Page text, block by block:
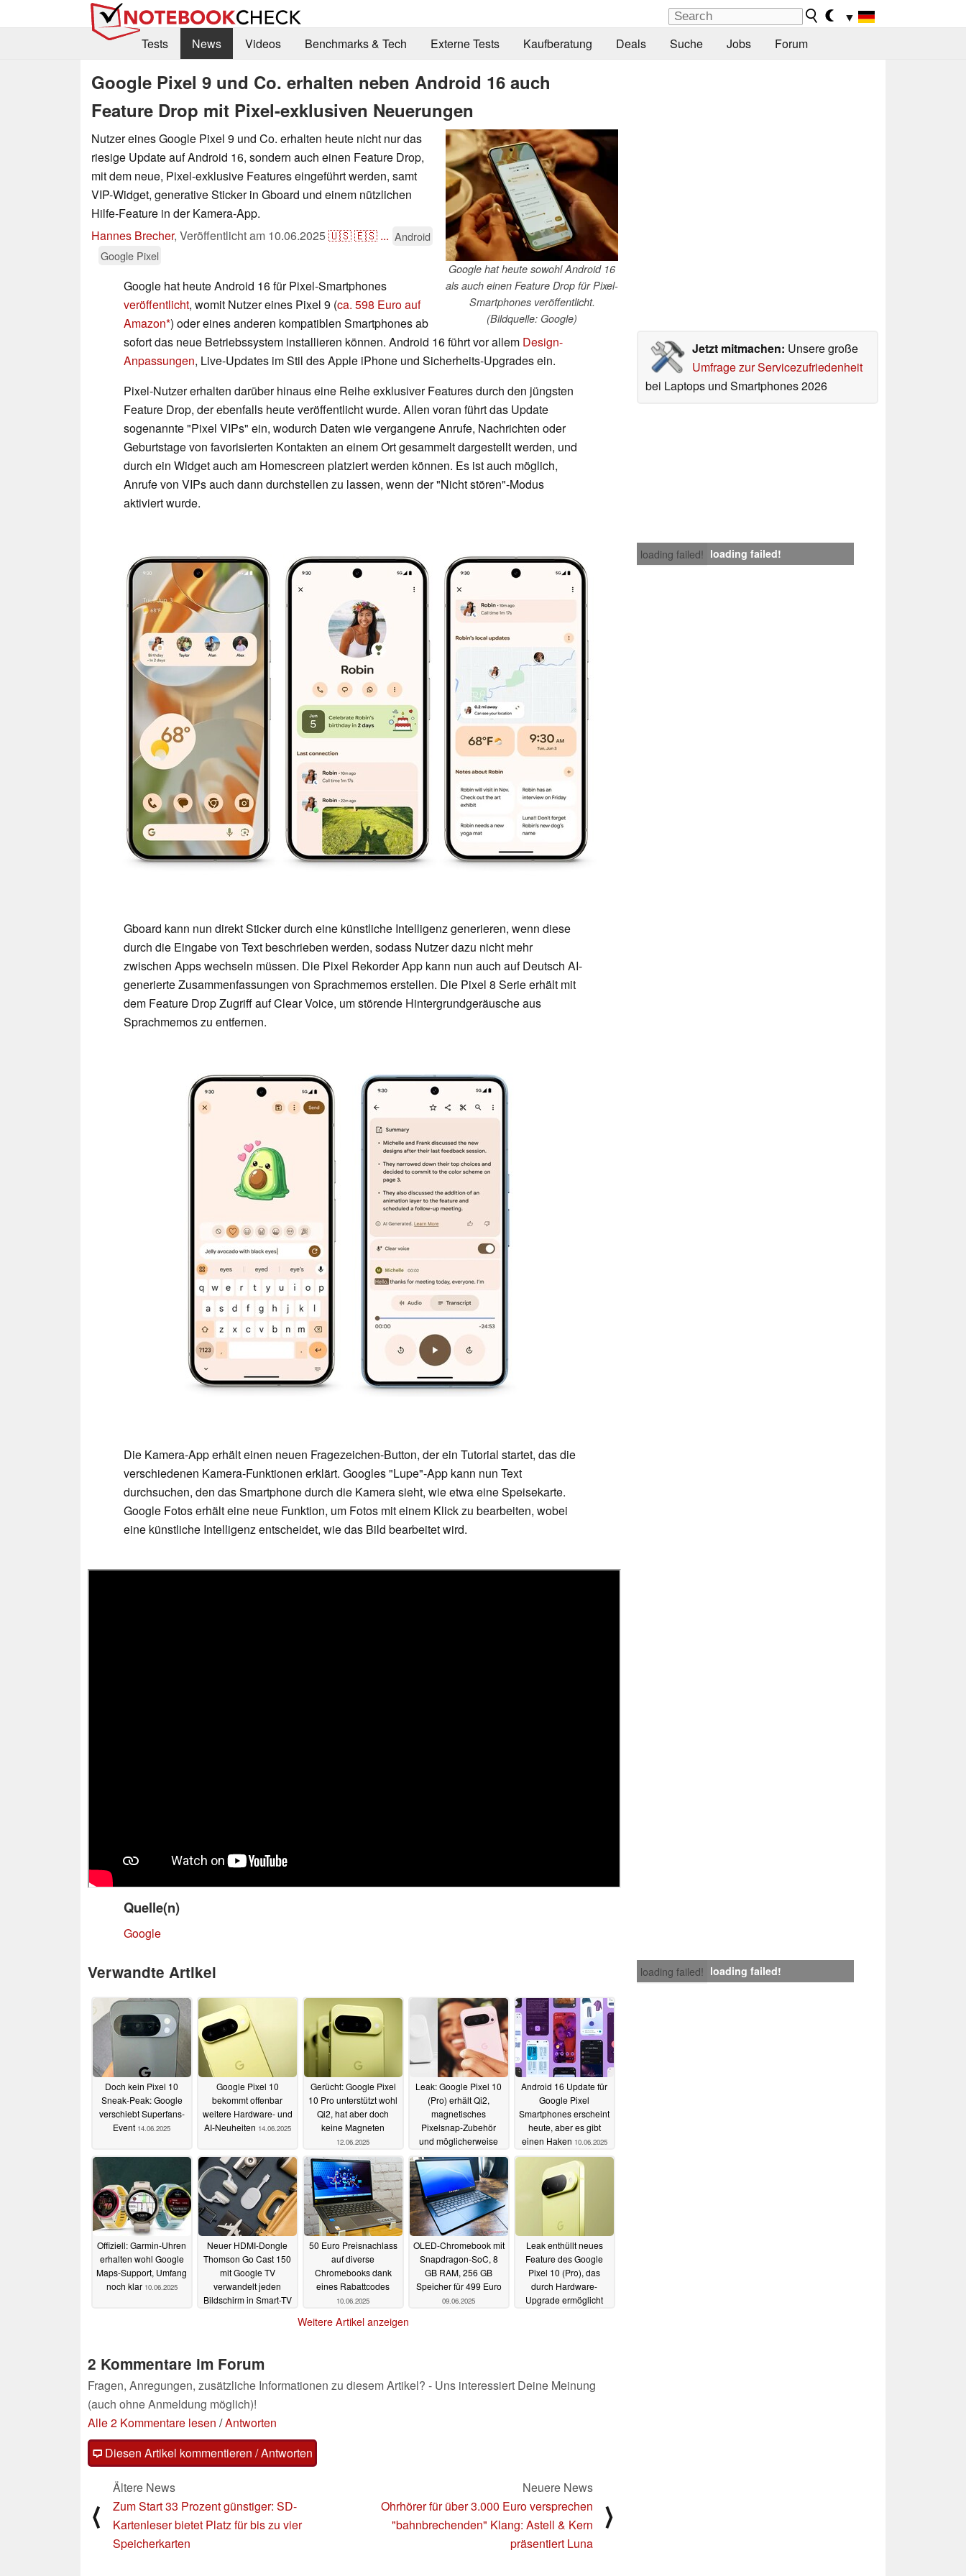
▼
Tests
News Videos Benchmarks & Tech Externe Tests Kaufberatung Deals Suche Jobs Forum
Google Pixel 9 und Co. erhalten neben Android 16 auch
Feature Drop mit Pixel-exklusiven Neuerungen
Google hat heute sowohl Android 16
als auch einen Feature Drop für Pixel-
Smartphones veröffentlicht.
(Bildquelle: Google)
Nutzer eines Google Pixel 9 und Co. erhalten heute nicht nur das
riesige Update auf Android 16, sondern auch einen Feature Drop,
mit dem neue, Pixel-exklusive Features eingeführt werden, samt
VIP-Widget, generative Sticker in Gboard und einem nützlichen
Hilfe-Feature in der Kamera-App.
Hannes Brecher, Veröffentlicht am 10.06.2025🇺🇸🇪🇸 ... Android
Google Pixel
Jetzt mitmachen: Unsere große
Umfrage zur Servicezufriedenheit
bei Laptops und Smartphones 2026
Google hat heute Android 16 für Pixel-Smartphones
veröffentlicht, womit Nutzer eines Pixel 9 (ca. 598 Euro auf
Amazon ) oder eines anderen kompatiblen Smartphones ab
sofort das neue Betriebssystem installieren können. Android 16 führt vor allem Design-
Anpassungen, Live-Updates im Stil des Apple iPhone und Sicherheits-Upgrades ein.
Pixel-Nutzer erhalten darüber hinaus eine Reihe exklusiver Features durch den jüngsten
Feature Drop, der ebenfalls heute veröffentlicht wurde. Allen voran führt das Update
sogenannte "Pixel VIPs" ein, wodurch Daten wie vergangene Anrufe, Nachrichten oder
Geburtstage von favorisierten Kontakten an einem Ort gesammelt dargestellt werden, und
durch ein Widget auch am Homescreen platziert werden können. Es ist auch möglich,
Anrufe von VIPs auch dann durchstellen zu lassen, wenn der "Nicht stören"-Modus
aktiviert wurde.
loading failed! loading failed!
Gboard kann nun direkt Sticker durch eine künstliche Intelligenz generieren, wenn diese
durch die Eingabe von Text beschrieben werden, sodass Nutzer dazu nicht mehr
zwischen Apps wechseln müssen. Die Pixel Rekorder App kann nun auch auf Deutsch AI-
generierte Zusammenfassungen von Sprachmemos erstellen. Die Pixel 8 Serie erhält mit
dem Feature Drop Zugriff auf Clear Voice, um störende Hintergrundgeräusche aus
Sprachmemos zu entfernen.
Die Kamera-App erhält einen neuen Fragezeichen-Button, der ein Tutorial startet, das die
verschiedenen Kamera-Funktionen erklärt. Googles "Lupe"-App kann nun Text
durchsuchen, den das Smartphone durch die Kamera sieht, wie etwa eine Speisekarte.
Google Fotos erhält eine neue Funktion, um Fotos mit einem Klick zu bearbeiten, wobei
eine künstliche Intelligenz entscheidet, wie das Bild bearbeitet wird.
Quelle(n)
Google
loading failed! loading failed!
Verwandte Artikel
Doch kein Pixel 10
Sneak-Peak: Google
verschiebt Superfans-
Event 14.06.2025
Google Pixel 10
bekommt offenbar
weitere Hardware- und
AI-Neuheiten 14.06.2025
Gerücht: Google Pixel
10 Pro unterstützt wohl
Qi2, hat aber doch
keine Magneten
12.06.2025
Leak: Google Pixel 10
(Pro) erhält Qi2,
magnetisches
Pixelsnap-Zubehör
und möglicherweise
drahtlose 60W
Schnellladung
11.06.2025
Android 16 Update für
Google Pixel
Smartphones erscheint
heute, aber es gibt
einen Haken 10.06.2025
Offiziell: Garmin-Uhren
erhalten wohl Google
Maps-Support, Umfang
noch klar 10.06.2025
Neuer HDMI-Dongle
Thomson Go Cast 150
mit Google TV
verwandelt jeden
Bildschirm in Smart-TV
50 Euro Preisnachlass
auf diverse
Chromebooks dank
eines Rabattcodes
10.06.2025
OLED-Chromebook mit
Snapdragon-SoC, 8
GB RAM, 256 GB
Speicher für 499 Euro
09.06.2025
Leak enthüllt neues
Feature des Google
Pixel 10 (Pro), das
durch Hardware-
Upgrade ermöglicht
Weitere Artikel anzeigen
2 Kommentare im Forum
Fragen, Anregungen, zusätzliche Informationen zu diesem Artikel? - Uns interessiert Deine Meinung
(auch ohne Anmeldung möglich)!
Alle 2 Kommentare lesen /Antworten
Diesen Artikel kommentieren / Antworten
⟨
Ältere News
Zum Start 33 Prozent günstiger: SD-
Kartenleser bietet Platz für bis zu vier
Speicherkarten
Neuere News
Ohrhörer für über 3.000 Euro versprechen
"bahnbrechenden" Klang: Astell & Kern
präsentiert Luna
⟩